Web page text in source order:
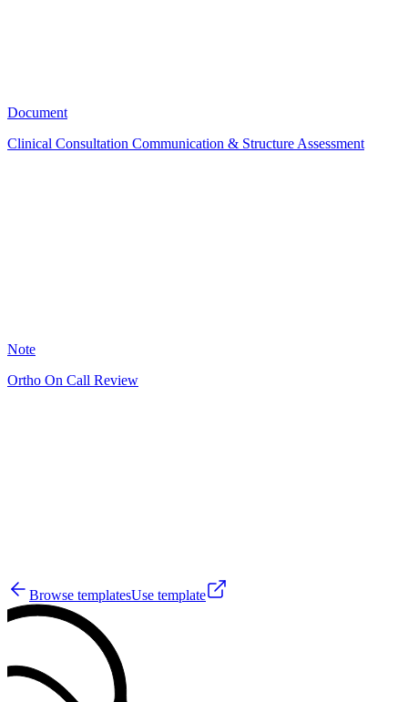
Document
Clinical Consultation Communication & Structure Assessment
Note
Ortho On Call Review
Browse templatesUse template